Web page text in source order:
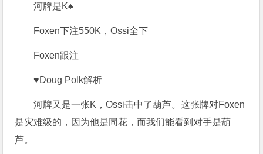
河牌是K♠
Foxen下注550K，Ossi全下
Foxen跟注
♥Doug Polk解析
河牌又是一张K，Ossi击中了葫芦。这张牌对Foxen
是灾难级的，因为他是同花，而我们能看到对手是葫
芦。